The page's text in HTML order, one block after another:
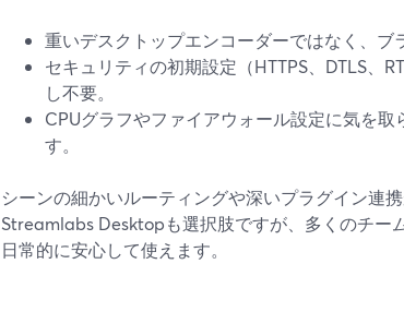
重いデスクトップエンコーダーではなく、ブ
セキュリティの初期設定（HTTPS、DTLS、
し不要。
CPUグラフやファイアウォール設定に気を
す。
シーンの細かいルーティングや深いプラグイン連
Streamlabs Desktopも選択肢ですが、多くのチー
日常的に安心して使えます。